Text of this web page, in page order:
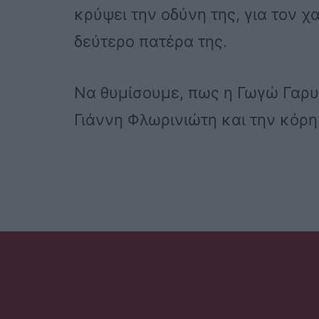
κρύψει την οδύνη της, για τον
δεύτερο πατέρα της.
Να θυμίσουμε, πως η Γωγώ
Γιάννη Φλωρινιώτη και την